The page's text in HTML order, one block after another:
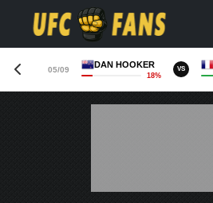
05/09
DAN HOOKER
18%
VS